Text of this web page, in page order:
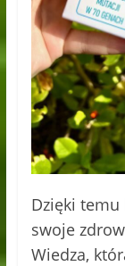
Dzięki temu
swoje
Wiedza,